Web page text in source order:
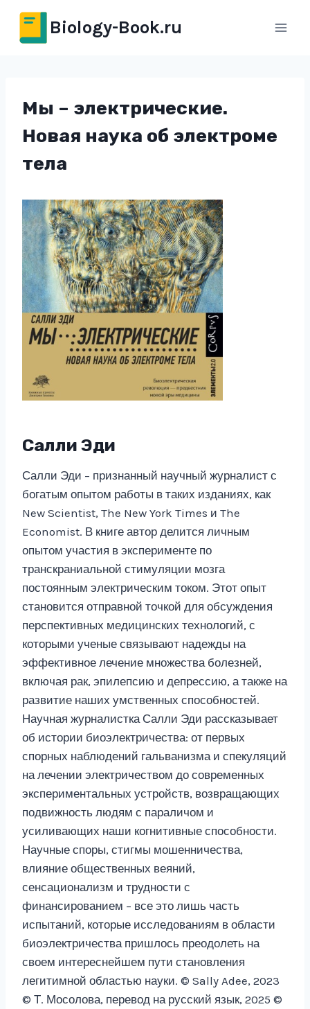
Перейти
содержимому
Biology-Book.ru
Мы – электрические.
Новая наука об электроме
тела
Салли Эди
Салли Эди – признанный научный журналист с
богатым опытом работы в таких изданиях, как
New Scientist, The New York Times и The
Economist. В книге автор делится личным
опытом участия в эксперименте по
транскраниальной стимуляции мозга
постоянным электрическим током. Этот опыт
становится отправной точкой для обсуждения
перспективных медицинских технологий, с
которыми ученые связывают надежды на
эффективное лечение множества болезней,
включая рак, эпилепсию и депрессию, а также на
развитие наших умственных способностей.
Научная журналистка Салли Эди рассказывает
об истории биоэлектричества: от первых
спорных наблюдений гальванизма и спекуляций
на лечении электричеством до современных
экспериментальных устройств, возвращающих
подвижность людям с параличом и
усиливающих наши когнитивные способности.
Научные споры, стигмы мошенничества,
влияние общественных веяний,
сенсационализм и трудности с
финансированием – все это лишь часть
испытаний, которые исследованиям в области
биоэлектричества пришлось преодолеть на
своем интереснейшем пути становления
легитимной областью науки. © Sally Adee, 2023
© Т. Мосолова, перевод на русский язык, 2025 ©